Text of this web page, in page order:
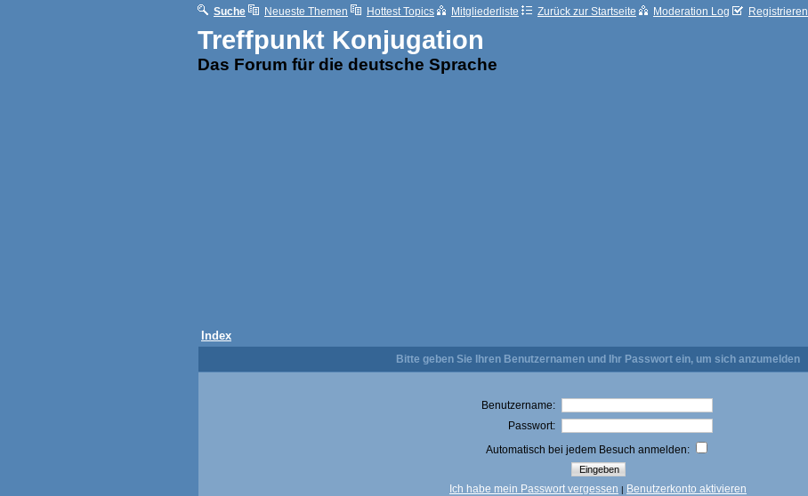
Suche Neueste Themen Hottest Topics Mitgliederliste Zurück zur Startseite Moderation Log Registrieren
Treffpunkt Konjugation
Das Forum für die deutsche Sprache
Index
Bitte geben Sie Ihren Benutzernamen und Ihr Passwort ein, um sich anzumelden
Benutzername:
Passwort:
Automatisch bei jedem Besuch anmelden:
Ich habe mein Passwort vergessen | Benutzerkonto aktivieren